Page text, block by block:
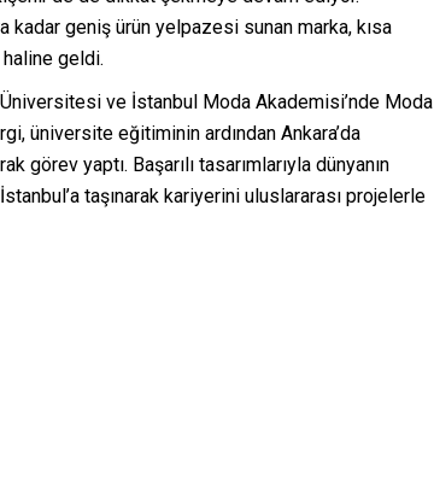
geniş ürün yelpazesi sunan marka, kısa
geldi.
ve İstanbul Moda Akademisi’nde Moda
üniversite eğitiminin ardından Ankara’da
görev yaptı. Başarılı tasarımlarıyla dünyanın
taşınarak kariyerini uluslararası projelerle